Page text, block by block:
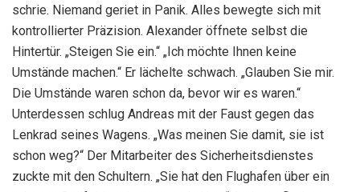
schrie. Niemand geriet in Panik. Alles bewegte sich mit
kontrollierter Präzision. Alexander öffnete selbst die
Hintertür. „Steigen Sie ein.“ „Ich möchte Ihnen keine
Umstände machen.“ Er lächelte schwach. „Glauben Sie mir.
Die Umstände waren schon da, bevor wir es waren.“
Unterdessen schlug Andreas mit der Faust gegen das
Lenkrad seines Wagens. „Was meinen Sie damit, sie ist
schon weg?“ Der Mitarbeiter des Sicherheitsdienstes
zuckte mit den Schultern. „Sie hat den Flughafen über ein